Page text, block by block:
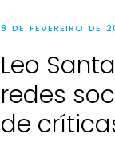
8 DE FEVEREIRO DE
Leo
redes
de